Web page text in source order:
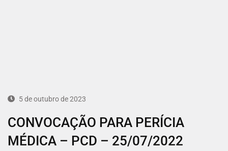
5 de outubro de 2023
CONVOCAÇÃO PARA PERÍCIA
MÉDICA – PCD – 25/07/2022